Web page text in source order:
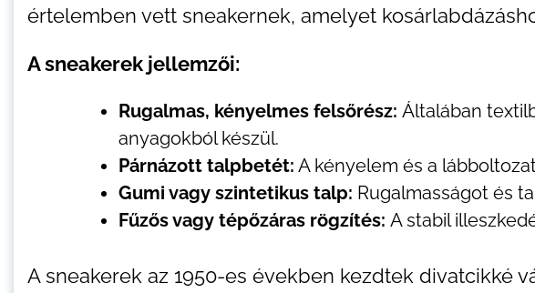
értelemben vett sneakernek, amelyet
A sneakerek jellemzői:
Rugalmas, kényelmes felsőrész: Általában
anyagokból készül.
Párnázott talpbetét: A kényelem és a
Gumi vagy szintetikus talp: Rugalmasságot és
Fűzős vagy tépőzáras rögzítés: A stabil
A sneakerek az 1950-es években kezdtek divatcikké